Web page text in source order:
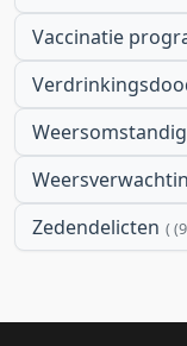
Vaccinatie
Zedendelicten